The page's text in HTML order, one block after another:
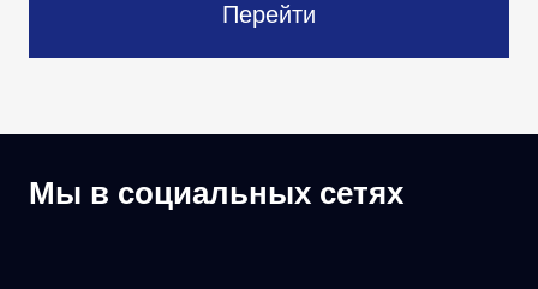
Перейти
Мы в социальных сетях